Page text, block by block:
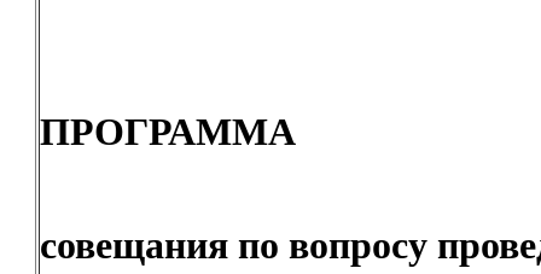
ПРОГРАММА
совещания по вопросу